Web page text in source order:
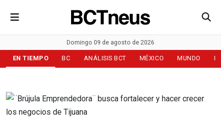
Domingo 09 de agosto de 2026
EN TIEMPO BC ANÁLISIS BCT MÉXICO MUNDO